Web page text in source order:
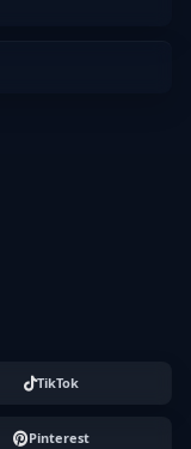
TikTok
Pinterest